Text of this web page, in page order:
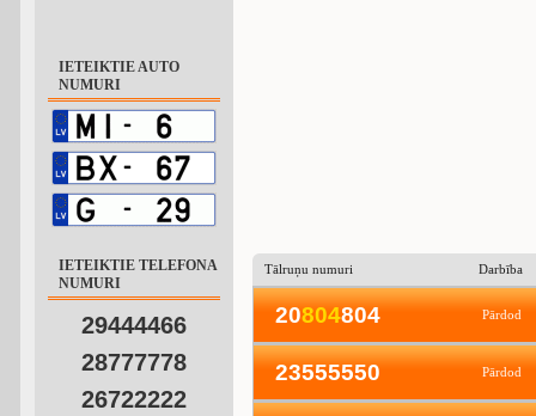
IETEIKTIE AUTO
NUMURI
IETEIKTIE TELEFONA
NUMURI
29444466
28777778
26722222
Tālruņu numuri Darbība
20804804 Pārdod
23555550 Pārdod